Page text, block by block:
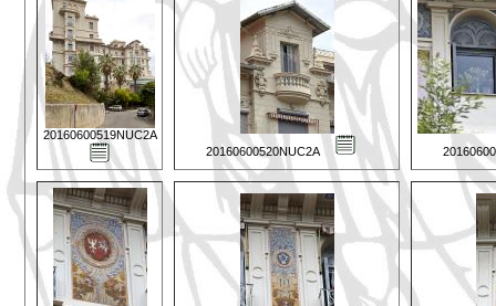
20160600519NUC2A
20160600520NUC2A